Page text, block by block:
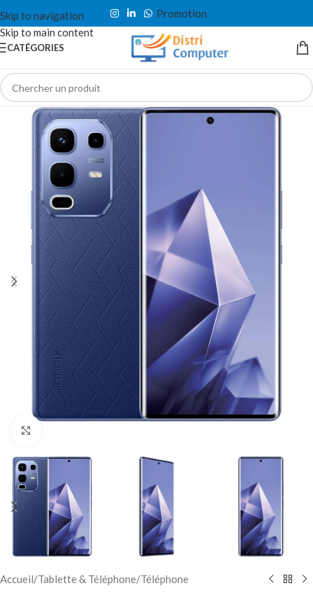
Skip to navigation
Skip to main content
Promotion
CATÉGORIES
Accueil/Tablette & Téléphone/Téléphone